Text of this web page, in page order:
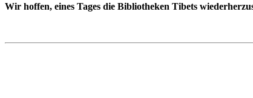
Wir hoffen, eines Tages die Bibliotheken Tibets